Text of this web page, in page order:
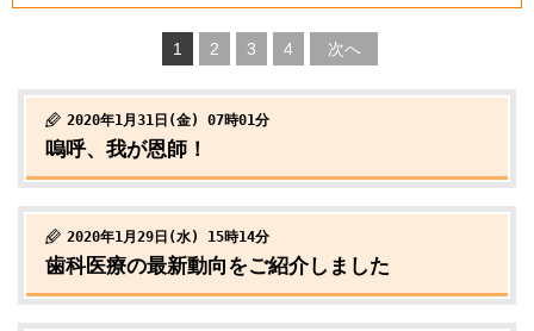
1 2 3 4 次へ
2020年1月31日(金) 07時01分
嗚呼、我が恩師！
2020年1月29日(水) 15時14分
歯科医療の最新動向をご紹介しました